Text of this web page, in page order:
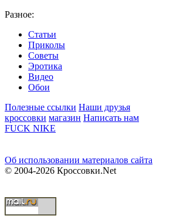
Разное:
Статьи
Приколы
Советы
Эротика
Видео
Обои
Полезные ссылки Наши друзья
кроссовки магазин Написать нам
FUCK NIKE
Об использовании материалов сайта
© 2004-2026 Кроссовки.Net